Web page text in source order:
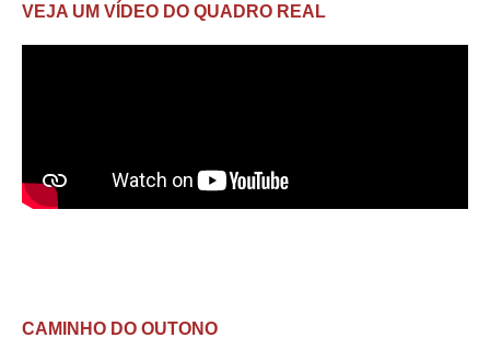
VEJA UM VÍDEO DO QUADRO REAL
CAMINHO DO OUTONO